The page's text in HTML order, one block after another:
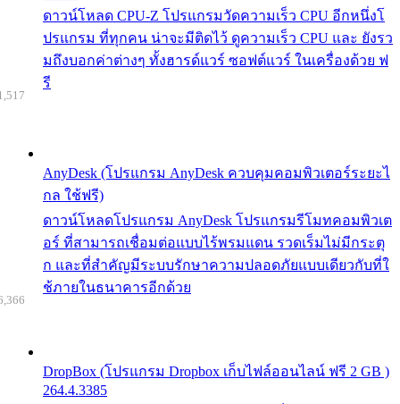
ดาวน์โหลด CPU-Z โปรแกรมวัดความเร็ว CPU อีกหนึ่งโ
ปรแกรม ที่ทุกคน น่าจะมีติดไว้ ดูความเร็ว CPU และ ยังรว
มถึงบอกค่าต่างๆ ทั้งฮารด์แวร์ ซอฟต์แวร์ ในเครื่องด้วย ฟ
รี
AnyDesk (โปรแกรม AnyDesk ควบคุมคอมพิวเตอร์ระยะไ
กล ใช้ฟรี)
ดาวน์โหลดโปรแกรม AnyDesk โปรแกรมรีโมทคอมพิวเต
อร์ ที่สามารถเชื่อมต่อแบบไร้พรมแดน รวดเร็มไม่มีกระตุ
ก และที่สำคัญมีระบบรักษาความปลอดภัยแบบเดียวกับที่ใ
ช้ภายในธนาคารอีกด้วย
DropBox (โปรแกรม Dropbox เก็บไฟล์ออนไลน์ ฟรี 2 GB )
264.4.3385